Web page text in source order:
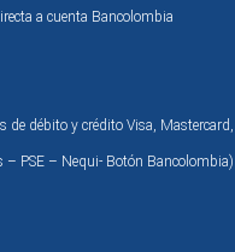
a cuenta Bancolombia
de débito y crédito Visa, Mastercard,
– PSE – Nequi- Botón Bancolombia)